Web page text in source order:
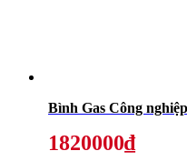
Bình Gas Công
1820000₫